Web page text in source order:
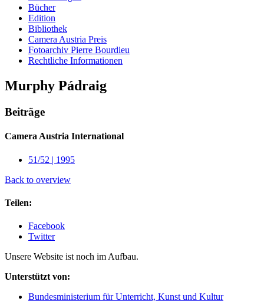
Bücher
Edition
Bibliothek
Camera Austria Preis
Fotoarchiv Pierre Bourdieu
Rechtliche Informationen
Murphy Pádraig
Beiträge
Camera Austria International
51/52 | 1995
Back to overview
Teilen:
Facebook
Twitter
Unsere Website ist noch im Aufbau.
Unterstützt von:
Bundesministerium für Unterricht, Kunst und Kultur